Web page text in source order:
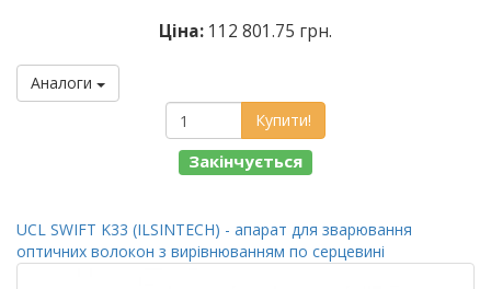
Ціна: 112 801.75 грн.
Аналоги
Купити!
Закінчується
UCL SWIFT K33 (ILSINTECH) - апарат для зварювання
оптичних волокон з вирівнюванням по серцевині